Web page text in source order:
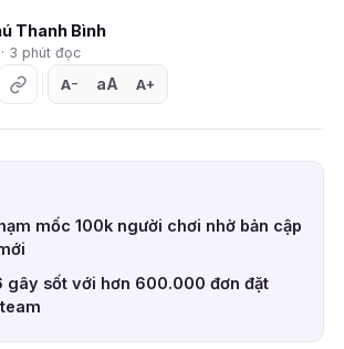
Thanh Bình
3 phút đọc
A− aA A+
mốc 100k người chơi nhờ bản cập
gây sốt với hơn 600.000 đơn đặt